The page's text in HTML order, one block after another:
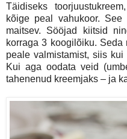
Täidiseks
kõige peal vahukoor.
maitsev. Sööjad kiitsid
korraga 3 koogilõiku.
peale valmistamist, siis
Kui aga oodata veid
tahenenud kreemjaks – ja